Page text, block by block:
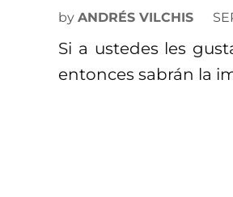
by ANDRÉS VILCHIS
Si a ustedes les
entonces sabrán la